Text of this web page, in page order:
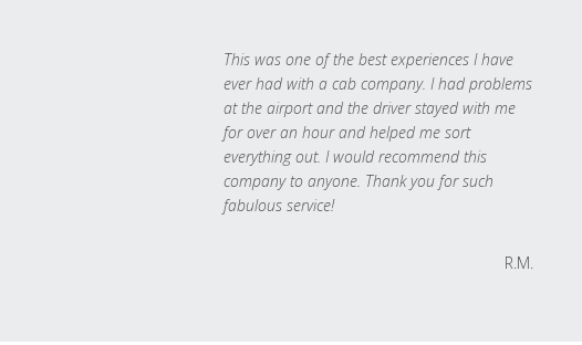
This was one of the best experiences I have
ever had with a cab company. I had problems
at the airport and the driver stayed with me
for over an hour and helped me sort
everything out. I would recommend this
company to anyone. Thank you for such
fabulous service!
R.M.